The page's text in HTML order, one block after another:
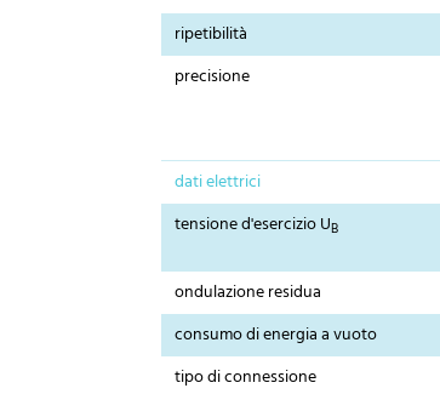
ripetibilità
precisione
dati elettrici
tensione d'esercizio UB
ondulazione residua
consumo di energia a vuoto
tipo di connessione